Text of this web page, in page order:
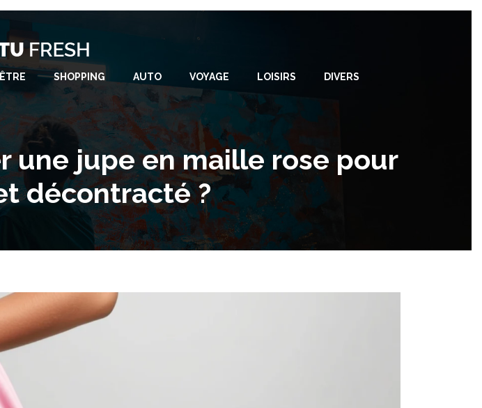
SHOPPING AUTO VOYAGE LOISIRS DIVERS
une jupe en maille rose pour
décontracté ?